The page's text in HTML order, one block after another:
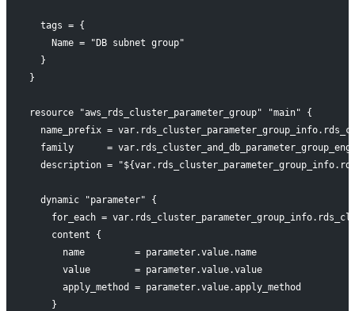
  tags = {
    Name = "DB subnet group"
  }
}
resource "aws_rds_cluster_parameter_group" "main" {
name_prefix =
family      =
description =
  dynamic "parameter" {
for_each =
    content {
      name         = parameter.value.name
      value        = parameter.value.value
      apply_method = parameter.value.apply_method
    }